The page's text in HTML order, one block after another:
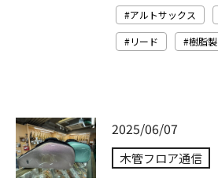
アルトサックス
リード
樹脂製
2025/06/07
木管フロア通信